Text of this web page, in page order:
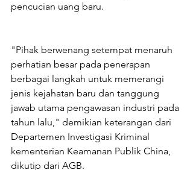
pencucian uang baru.
"Pihak berwenang setempat menaruh
perhatian besar pada penerapan
berbagai langkah untuk memerangi
jenis kejahatan baru dan tanggung
jawab utama pengawasan industri pada
tahun lalu," demikian keterangan dari
Departemen Investigasi Kriminal
kementerian Keamanan Publik China,
dikutip dari AGB.